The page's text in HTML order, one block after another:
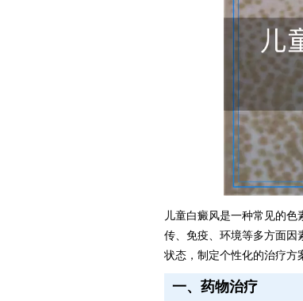
儿童白癜风是一种常见的
传、免疫、环境等多方面因
状态，制定个性化的治疗方
一、药物治疗